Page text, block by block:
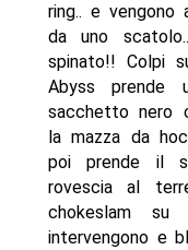
ring.. e
da uno
spinato!! Colpi
Abyss prende
sacchetto nero
la mazza da
poi prende il
rovescia al
chokeslam
intervengono e